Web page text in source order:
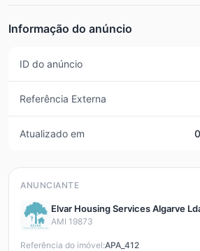
Informação do anúncio
ID do anúncio
Referência Externa
Atualizado em
ANUNCIANTE
Elvar Housing Services Algarve
AMI 19873
Referência do imóvel:APA_412